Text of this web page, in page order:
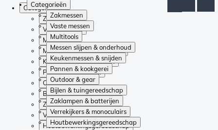
Categorieën
Zakmessen
Vaste messen
Multitools
Messen slijpen & onderhoud
Keukenmessen & snijden
Pannen & kookgerei
Outdoor & gear
Bijlen & tuingereedschap
Zaklampen & batterijen
Verrekijkers & monoculairs
Houtbewerkingsgereedschap
Categorieën
Zakmessen
Vaste messen
Multitools
Messen slijpen & onderhoud
Keukenmessen & snijden
Pannen & kookgerei
Outdoor & gear
Bijlen & tuingereedschap
Zaklampen & batterijen
Verrekijkers & monoculairs
Houtbewerkingsgereedschap